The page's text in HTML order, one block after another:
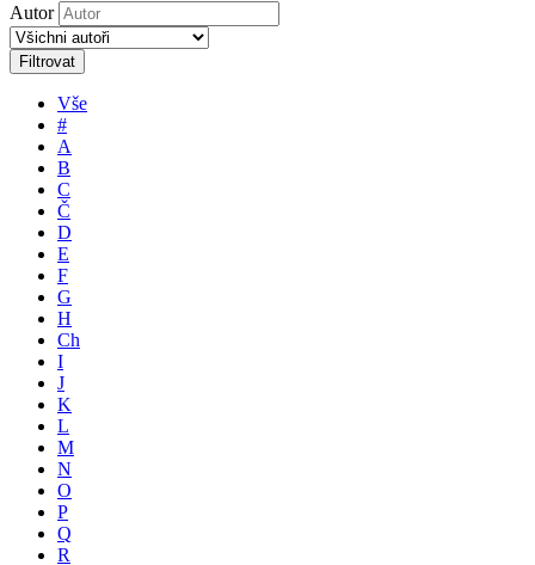
Autor
Filtrovat
Vše
#
A
B
C
Č
D
E
F
G
H
Ch
I
J
K
L
M
N
O
P
Q
R